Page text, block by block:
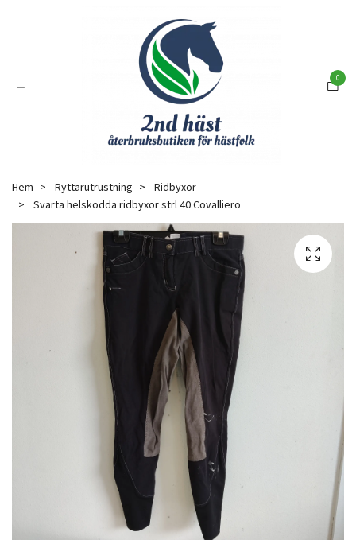
0
Hem Ryttarutrustning
Ridbyxor
Svarta helskodda ridbyxor strl 40 Covalliero